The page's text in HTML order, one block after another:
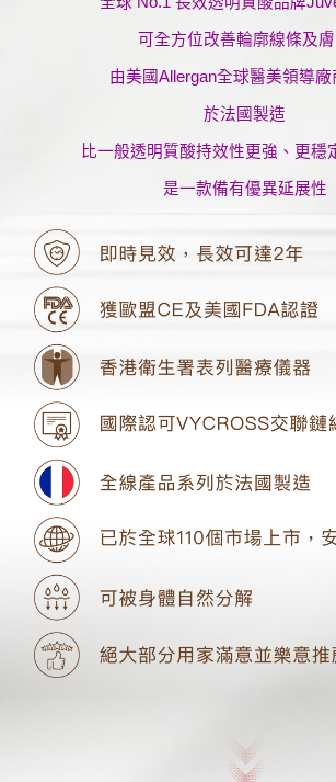
可全方位改善輪廓線條及
由美國Allergan全球醫美領導廠
於法國製造
比一般透明質酸持效性更強、更穩
是一款備有優異延展性